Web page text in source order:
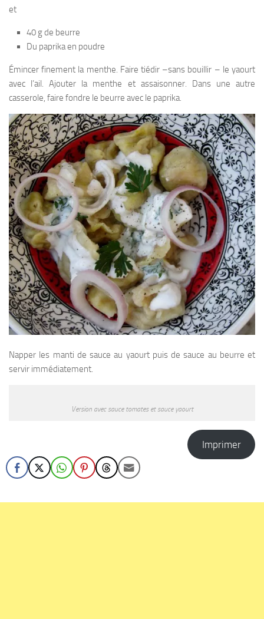
et
40 g de beurre
Du paprika en poudre
Émincer finement la menthe. Faire tiédir –sans bouillir – le yaourt
avec l’ail. Ajouter la menthe et assaisonner. Dans une autre
casserole, faire fondre le beurre avec le paprika.
Napper les manti de sauce au yaourt puis de sauce au beurre et
servir immédiatement.
Version avec sauce tomates et sauce yaourt
Imprimer